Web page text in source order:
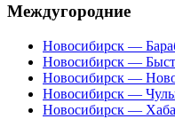
Междугородние
Новосибирск —
Новосибирск —
Новосибирск —
Новосибирск —
Новосибирск —